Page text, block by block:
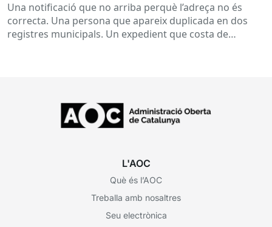
Una notificació que no arriba perquè l’adreça no és
correcta. Una persona que apareix duplicada en dos
registres municipals. Un expedient que costa de
L'AOC
Què és l’AOC
Treballa amb nosaltres
Seu electrònica